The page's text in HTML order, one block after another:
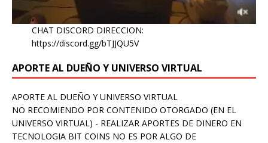
CHAT DISCORD DIRECCION:
https://discord.gg/bTJJQU5V
APORTE AL DUEÑO Y UNIVERSO VIRTUAL
APORTE AL DUEÑO Y UNIVERSO VIRTUAL
NO RECOMIENDO POR CONTENIDO OTORGADO (EN EL
UNIVERSO VIRTUAL) - REALIZAR APORTES DE DINERO EN
TECNOLOGIA BIT COINS NO ES POR ALGO DE